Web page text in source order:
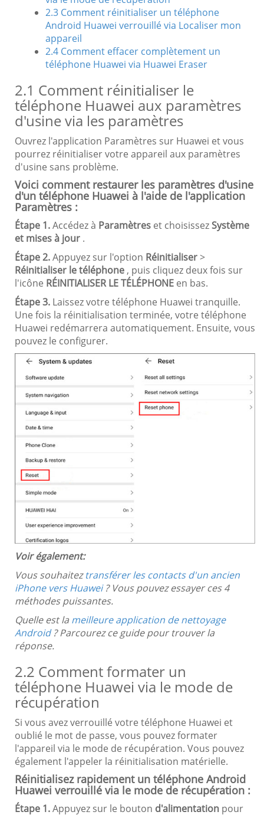
2.3 Comment réinitialiser un téléphone
Android Huawei verrouillé via Localiser mon
appareil
2.4 Comment effacer complètement un
téléphone Huawei via Huawei Eraser
2.1 Comment réinitialiser le
téléphone Huawei aux paramètres
d'usine via les paramètres
Ouvrez l'application Paramètres sur Huawei et vous
pourrez réinitialiser votre appareil aux paramètres
d'usine sans problème.
Voici comment restaurer les paramètres d'usine
d'un téléphone Huawei à l'aide de l'application
Paramètres :
Étape 1.Accédez à Paramètres et choisissezSystème
et mises à jour .
Étape 2.Appuyez sur l'option Réinitialiser>
Réinitialiser le téléphone , puis cliquez deux fois sur
l'icône RÉINITIALISER LE TÉLÉPHONE en bas.
Étape 3. Laissez votre téléphone Huawei tranquille.
Une fois la réinitialisation terminée, votre téléphone
Huawei redémarrera automatiquement. Ensuite, vous
pouvez le configurer.
Voir également:
Vous souhaiteztransférer les contacts d'un ancien
iPhone vers Huawei? Vous pouvez essayer ces 4
méthodes puissantes.
Quelle est la meilleure application de nettoyage
Android? Parcourez ce guide pour trouver la
réponse.
2.2 Comment formater un
téléphone Huawei via le mode de
récupération
Si vous avez verrouillé votre téléphone Huawei et
oublié le mot de passe, vous pouvez formater
l'appareil via le mode de récupération. Vous pouvez
également l'appeler la réinitialisation matérielle.
Réinitialisez rapidement un téléphone Android
Huawei verrouillé via le mode de récupération :
Étape 1.Appuyez sur le bouton d'alimentation pour